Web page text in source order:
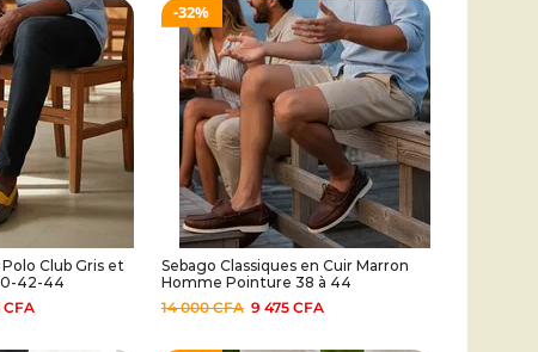
Club Gris et
42-44
CFA
32%
Sebago Classiques en Cuir Marron
Homme Pointure 38 à 44
14 000CFA 9 475 CFA